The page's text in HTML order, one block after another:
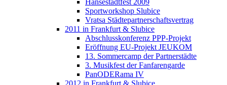
Hansestadtfest 2009
Sportworkshop Slubice
Vratsa Städtepartnerschaftsvertrag
2011 in Frankfurt & Slubice
Abschlusskonferenz PPP-Projekt
Eröffnung EU-Projekt JEUKOM
13. Sommercamp der Partnerstädte
3. Musikfest der Fanfarengarde
PanODERama IV
2012 in Frankfurt & Slubice